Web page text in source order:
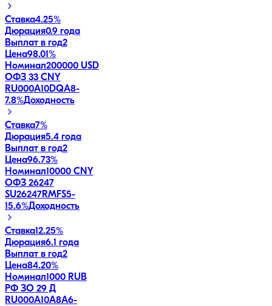
Ставка4.25%
Дюрация0.9 года
Выплат в год2
Цена98.01%
Номинал200000 USD
ОФЗ 33 CNY
RU000A10DQA8-
7.8%Доходность
Ставка7%
Дюрация5.4 года
Выплат в год2
Цена96.73%
Номинал10000 CNY
ОФЗ 26247
SU26247RMFS5-
15.6%Доходность
Ставка12.25%
Дюрация6.1 года
Выплат в год2
Цена84.20%
Номинал1000 RUB
РФ ЗО 29 Д
RU000A10A8A6-